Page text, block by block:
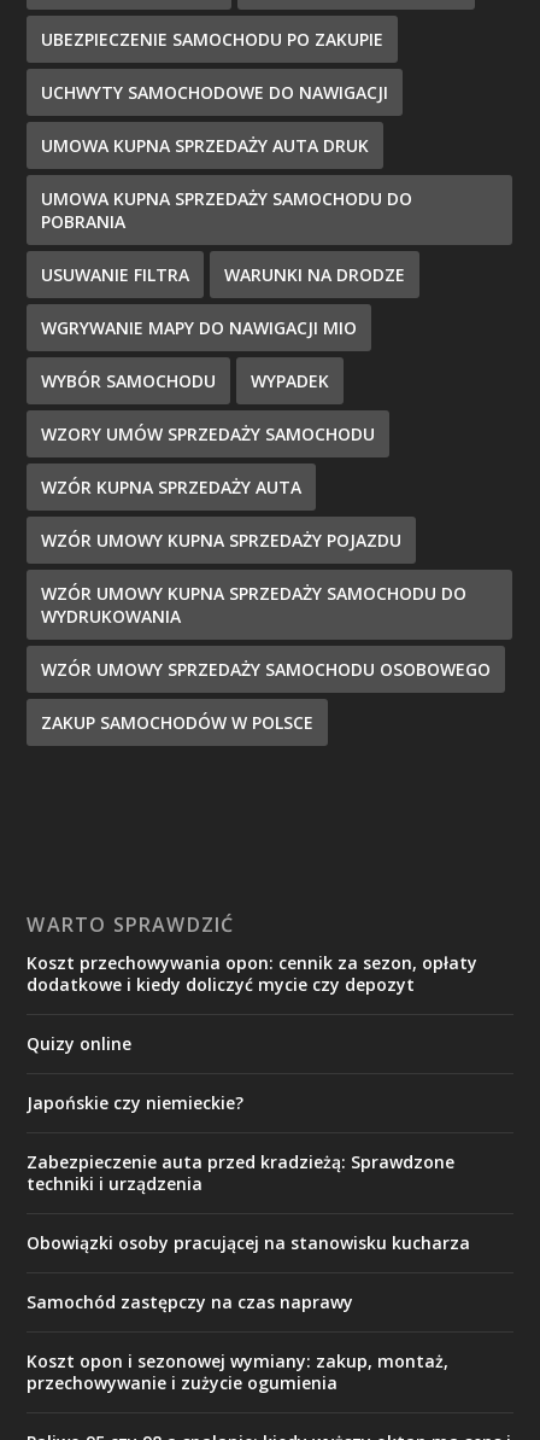
UBEZPIECZENIE SAMOCHODU PO ZAKUPIE
UCHWYTY SAMOCHODOWE DO NAWIGACJI
UMOWA KUPNA SPRZEDAŻY AUTA DRUK
UMOWA KUPNA SPRZEDAŻY SAMOCHODU DO
POBRANIA
USUWANIE FILTRA WARUNKI NA DRODZE
WGRYWANIE MAPY DO NAWIGACJI MIO
WYBÓR SAMOCHODU WYPADEK
WZORY UMÓW SPRZEDAŻY SAMOCHODU
WZÓR KUPNA SPRZEDAŻY AUTA
WZÓR UMOWY KUPNA SPRZEDAŻY POJAZDU
WZÓR UMOWY KUPNA SPRZEDAŻY SAMOCHODU DO
WYDRUKOWANIA
WZÓR UMOWY SPRZEDAŻY SAMOCHODU OSOBOWEGO
ZAKUP SAMOCHODÓW W POLSCE
WARTO SPRAWDZIĆ
Koszt przechowywania opon: cennik za sezon, opłaty
dodatkowe i kiedy doliczyć mycie czy depozyt
Quizy online
Japońskie czy niemieckie?
Zabezpieczenie auta przed kradzieżą: Sprawdzone
techniki i urządzenia
Obowiązki osoby pracującej na stanowisku kucharza
Samochód zastępczy na czas naprawy
Koszt opon i sezonowej wymiany: zakup, montaż,
przechowywanie i zużycie ogumienia